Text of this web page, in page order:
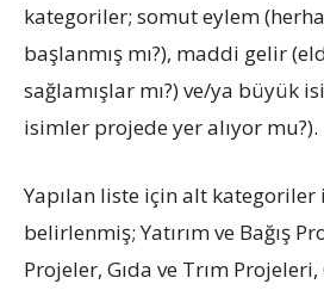
kategoriler; somut eylem
başlanmış mı?), maddi gelir
sağlamışlar mı?) ve/ya büyük
isimler projede yer alıyor mu?).
Yapılan liste için alt kategoriler
belirlenmiş; Yatırım ve Bağış
Projeler, Gıda ve Trım